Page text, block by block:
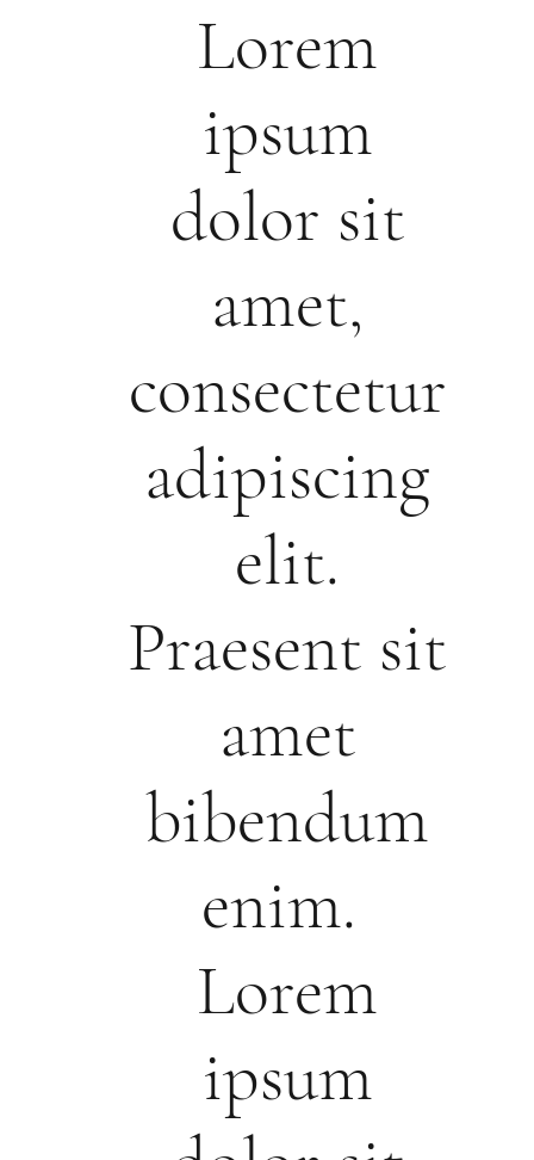
Lorem
ipsum
dolor sit
amet,
consectetur
adipiscing
elit.
Praesent sit
amet
bibendum
enim.
Lorem
ipsum